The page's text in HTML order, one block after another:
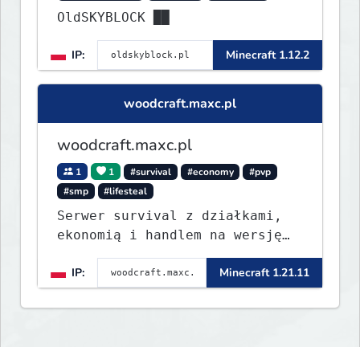
OldSKYBLOCK ██
IP: Minecraft 1.12.2
woodcraft.maxc.pl
woodcraft.maxc.pl
1 1 #survival #economy
#pvp
#smp
#lifesteal
Serwer survival z działkami,
ekonomią i handlem na wersję
1.8 - 26.1.1. Rekru ON
IP:
Minecraft 1.21.11